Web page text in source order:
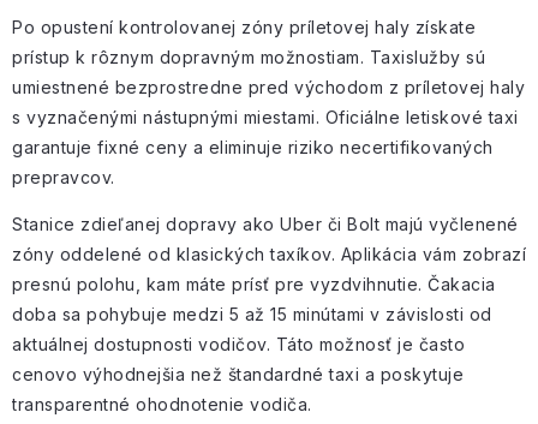
Po opustení kontrolovanej zóny príletovej haly získate
prístup k rôznym dopravným možnostiam. Taxislužby sú
umiestnené bezprostredne pred východom z príletovej haly
s vyznačenými nástupnými miestami. Oficiálne letiskové taxi
garantuje fixné ceny a eliminuje riziko necertifikovaných
prepravcov.
Stanice zdieľanej dopravy ako Uber či Bolt majú vyčlenené
zóny oddelené od klasických taxíkov. Aplikácia vám zobrazí
presnú polohu, kam máte prísť pre vyzdvihnutie. Čakacia
doba sa pohybuje medzi 5 až 15 minútami v závislosti od
aktuálnej dostupnosti vodičov. Táto možnosť je často
cenovo výhodnejšia než štandardné taxi a poskytuje
transparentné ohodnotenie vodiča.